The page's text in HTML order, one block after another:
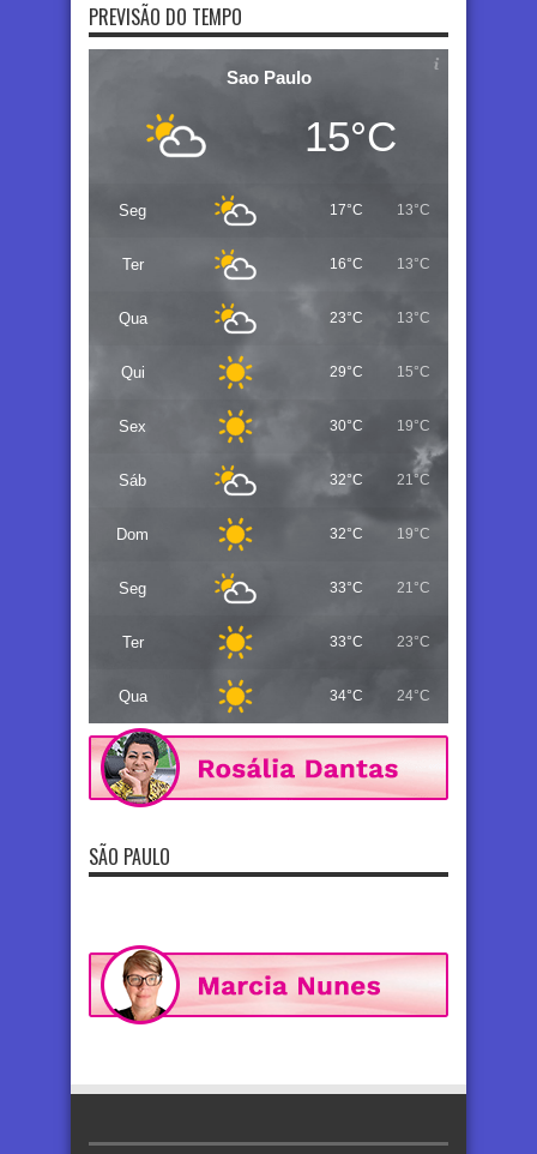
PREVISÃO DO TEMPO
Sao Paulo
15°C
Seg 17°C 13°C
Ter 16°C 13°C
Qua 23°C 13°C
Qui 29°C 15°C
Sex 30°C 19°C
Sáb 32°C 21°C
Dom 32°C 19°C
Seg 33°C 21°C
Ter 33°C 23°C
Qua 34°C 24°C
SÃO PAULO